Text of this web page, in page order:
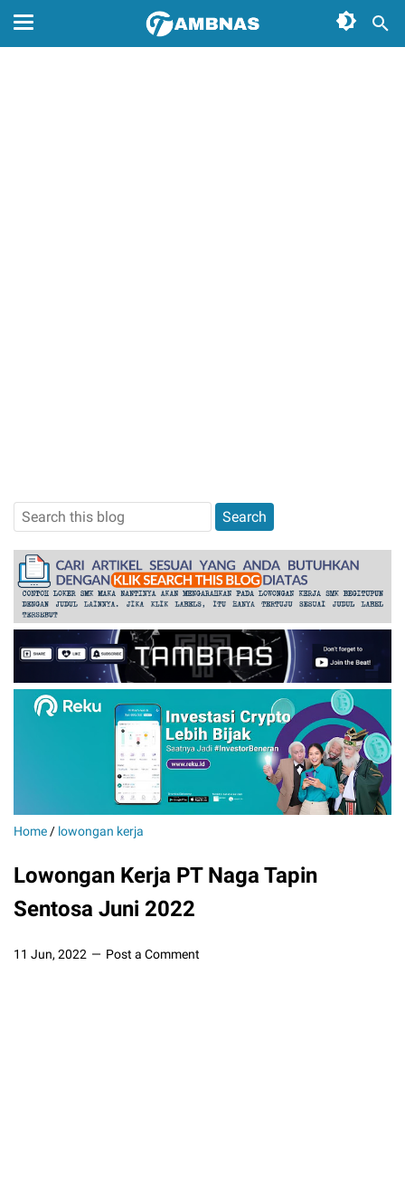
Home / lowongan kerja
Lowongan Kerja PT Naga Tapin
Sentosa Juni 2022
11 Jun, 2022 Post a Comment